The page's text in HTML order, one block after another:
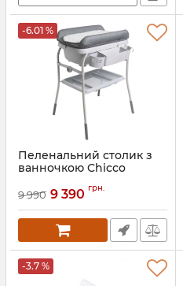
-6.01 %
Пеленальний столик з
ванночкою Chicco
Артикул: 79348.04.07
9 990 9 390 грн.
-3.7 %